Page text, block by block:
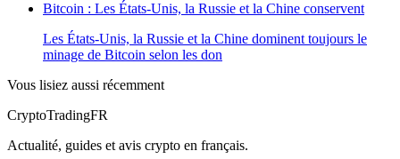
Bitcoin : Les États-Unis, la Russie et la Chine conservent
Les États-Unis, la Russie et la Chine dominent toujours le
minage de Bitcoin selon les don
Vous lisiez aussi récemment
CryptoTradingFR
Actualité, guides et avis crypto en français.